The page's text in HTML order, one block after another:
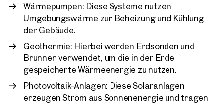
Wärmepumpen: Diese Systeme nutzen
Umgebungswärme zur Beheizung und Kühlung
der Gebäude.
Geothermie: Hierbei werden Erdsonden und
Brunnen verwendet, um die in der Erde
gespeicherte Wärmeenergie zu nutzen.
Photovoltaik-Anlagen: Diese Solaranlagen
erzeugen Strom aus Sonnenenergie und tragen